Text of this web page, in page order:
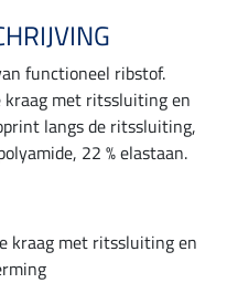
functioneel ribstof.
kraag met ritssluiting en
langs de ritssluiting,
22 % elastaan.
kraag met ritssluiting en